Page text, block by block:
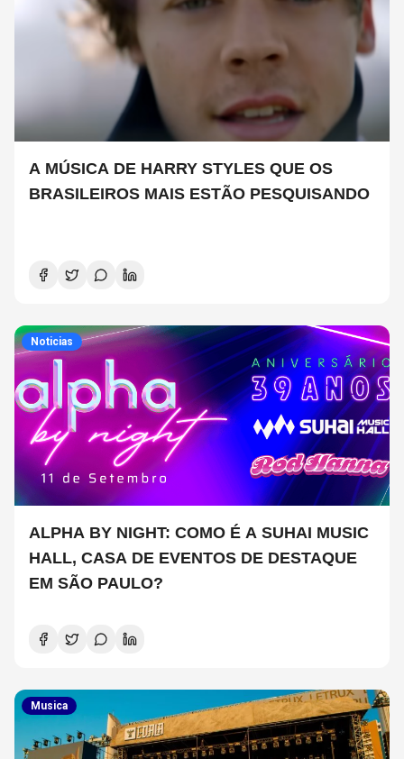
A MÚSICA DE HARRY STYLES QUE OS
BRASILEIROS MAIS ESTÃO PESQUISANDO
Noticias
ALPHA BY NIGHT: COMO É A SUHAI MUSIC
HALL, CASA DE EVENTOS DE DESTAQUE
EM SÃO PAULO?
Musica